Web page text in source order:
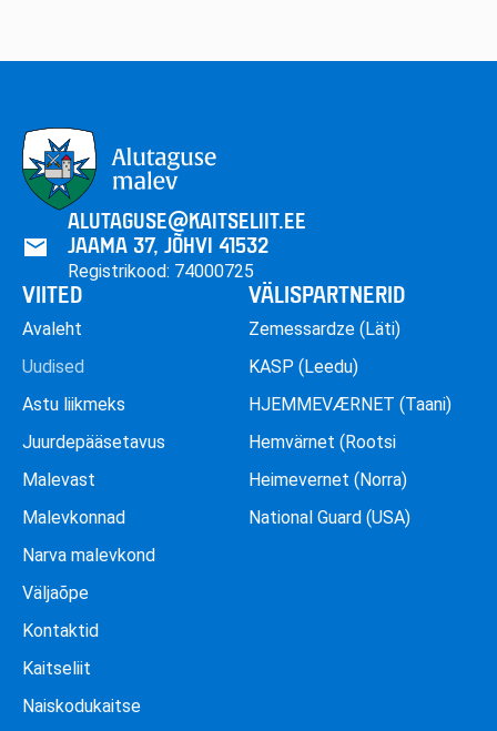
ALUTAGUSE@KAITSELIIT.EE
JAAMA 37, JÕHVI 41532
Registrikood: 74000725
VIITED
Avaleht
Uudised
Astu liikmeks
Juurdepääsetavus
Malevast
Malevkonnad
Narva malevkond
Väljaõpe
Kontaktid
Kaitseliit
Naiskodukaitse
VÄLISPARTNERID
Zemessardze (Läti)
KASP (Leedu)
HJEMMEVÆRNET (Taani)
Hemvärnet (Rootsi
Heimevernet (Norra)
National Guard (USA)